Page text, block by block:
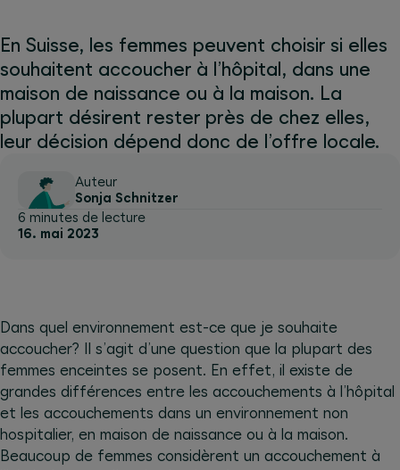
En Suisse, les femmes peuvent choisir si elles
souhaitent accoucher à l’hôpital, dans une
maison de naissance ou à la maison. La
plupart désirent rester près de chez elles,
leur décision dépend donc de l’offre locale.
Auteur
Sonja Schnitzer
6 minutes de lecture
16. mai 2023
Dans quel environnement est-ce que je souhaite
accoucher? Il s’agit d’une question que la plupart des
femmes enceintes se posent. En effet, il existe de
grandes différences entre les accouchements à l’hôpital
et les accouchements dans un environnement non
hospitalier, en maison de naissance ou à la maison.
Beaucoup de femmes considèrent un accouchement à